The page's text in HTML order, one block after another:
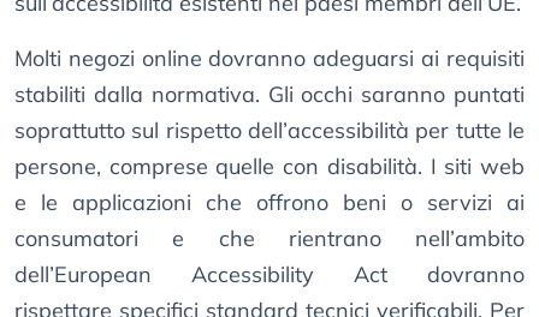
Molti negozi online dovranno adeguarsi ai requisiti
stabiliti dalla normativa. Gli occhi saranno puntati
soprattutto sul rispetto dell’accessibilità per tutte le
persone, comprese quelle con disabilità. I siti web
e le applicazioni che offrono beni o servizi ai
consumatori e che rientrano nell’ambito
dell’European Accessibility Act dovranno
rispettare specifici standard tecnici verificabili. Per